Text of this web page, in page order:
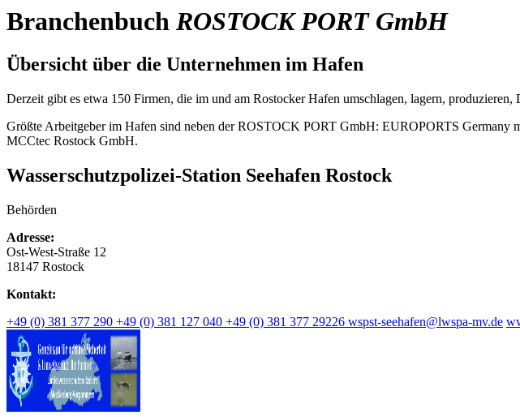
Branchenbuch ROSTOCK PORT GmbH
Übersicht über die Unternehmen im Hafen
Derzeit gibt es etwa 150 Firmen, die im und am Rostocker Hafen umschlagen, lagern,
Größte Arbeitgeber im Hafen sind neben der ROSTOCK PORT GmbH: EUROPORTS Germany
MCCtec Rostock GmbH.
Wasserschutzpolizei-Station Seehafen Rostock
Behörden
Adresse:
Ost-West-Straße 12
18147 Rostock
Kontakt:
+49 (0) 381 377 290 +49 (0) 381 127 040 +49 (0) 381 377 29226 wspst-seehafen@lwspa-mv.de